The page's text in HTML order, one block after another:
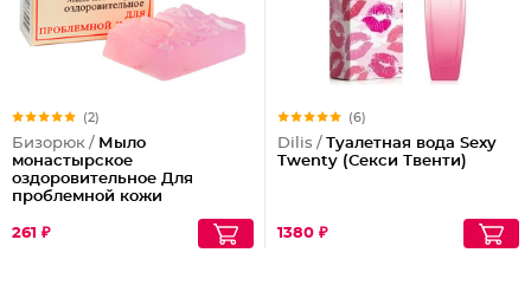
(2)
Бизорюк / Мыло
монастырское
оздоровительное Для
проблемной кожи
261 ₽
(6)
Dilis / Туалетная вода Sexy
Twenty (Секси Твенти)
1380 ₽